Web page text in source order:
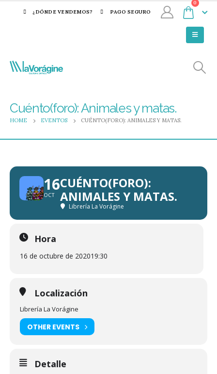
¿DÓNDE VENDEMOS? PAGO SEGURO
0
Cuénto(foro): Animales y matas.
HOME EVENTOS CUÉNTO(FORO): ANIMALES Y MATAS.
16
OCT
CUÉNTO(FORO):
ANIMALES Y MATAS.
Librería La Vorágine
Hora
16 de octubre de 202019:30
Localización
Librería La Vorágine
OTHER EVENTS
Detalle